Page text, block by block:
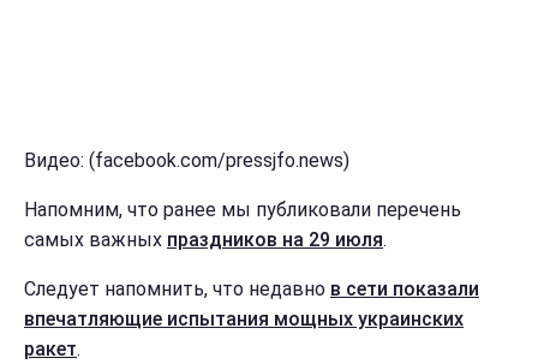
Видео: (facebook.com/pressjfo.news)
Напомним, что ранее мы публиковали перечень
самых важных праздников на 29 июля.
Следует напомнить, что недавно в сети показали
впечатляющие испытания мощных украинских
ракет.